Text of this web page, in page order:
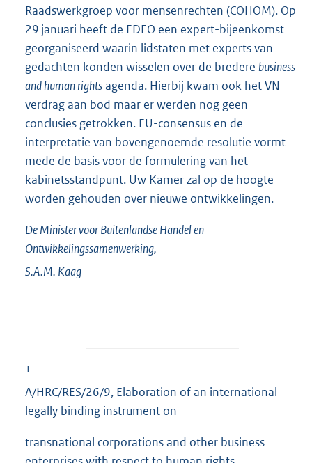
Raadswerkgroep voor mensenrechten (COHOM). Op
29 januari heeft de EDEO een expert-bijeenkomst
georganiseerd waarin lidstaten met experts van
gedachten konden wisselen over de bredere business
and human rightsagenda. Hierbij kwam ook het VN-
verdrag aan bod maar er werden nog geen
conclusies getrokken. EU-consensus en de
interpretatie van bovengenoemde resolutie vormt
mede de basis voor de formulering van het
kabinetsstandpunt. Uw Kamer zal op de hoogte
worden gehouden over nieuwe ontwikkelingen.
De Minister voor Buitenlandse Handel en
Ontwikkelingssamenwerking,
S.A.M. Kaag
1
A/HRC/RES/26/9, Elaboration of an international
legally binding instrument on
transnational corporations and other business